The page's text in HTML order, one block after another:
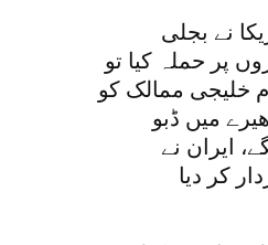
نے بجلی
پر حملہ کیا تو
خلیجی ممالک کو
میں ڈبو
ایران نے
کر دیا